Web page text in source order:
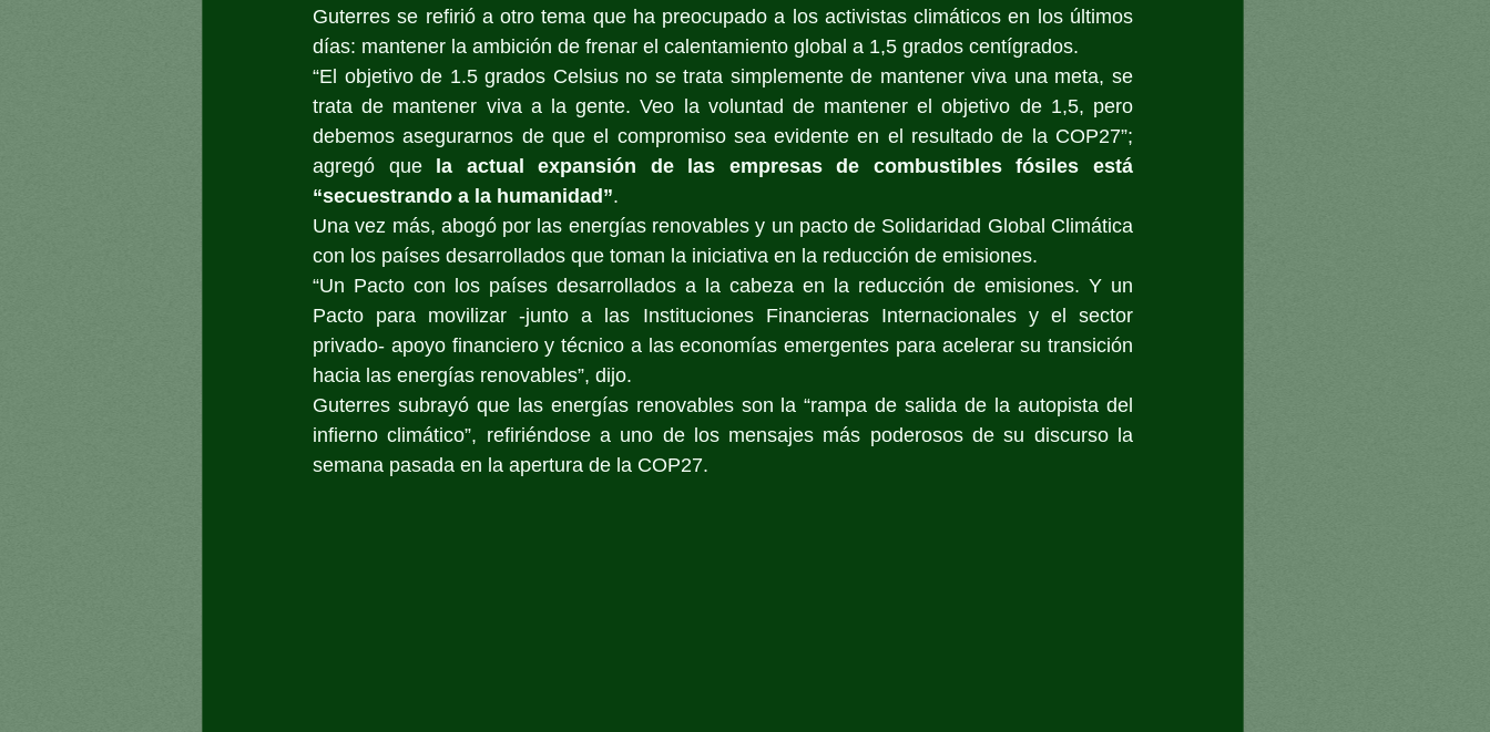
Guterres se refirió a otro tema que ha preocupado a los activistas climáticos en los últimos
días: mantener la ambición de frenar el calentamiento global a 1,5 grados centígrados.
“El objetivo de 1.5 grados Celsius no se trata simplemente de mantener viva una meta, se
trata de mantener viva a la gente. Veo la voluntad de mantener el objetivo de 1,5, pero
debemos asegurarnos de que el compromiso sea evidente en el resultado de la COP27”;
agregó que
la actual expansión de las empresas de combustibles fósiles está
“secuestrando a la humanidad”.
Una vez más, abogó por las energías renovables y un pacto de Solidaridad Global Climática
con los países desarrollados que toman la iniciativa en la reducción de emisiones.
“Un Pacto con los países desarrollados a la cabeza en la reducción de emisiones. Y un
Pacto para movilizar -junto a las Instituciones Financieras Internacionales y el sector
privado- apoyo financiero y técnico a las economías emergentes para acelerar su transición
hacia las energías renovables”, dijo.
Guterres subrayó que las energías renovables son la “rampa de salida de la autopista del
infierno climático”, refiriéndose a uno de los mensajes más poderosos de su discurso la
semana pasada en la apertura de la COP27.